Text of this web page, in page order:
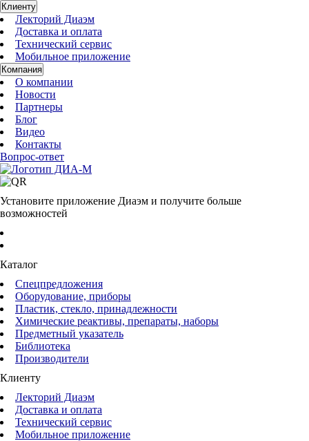
Клиенту
Лекторий Диаэм
Доставка и оплата
Технический сервис
Мобильное приложение
Компания
О компании
Новости
Партнеры
Блог
Видео
Контакты
Вопрос-ответ
Установите приложение Диаэм и получите больше
возможностей
Каталог
Спецпредложения
Оборудование, приборы
Пластик, стекло, принадлежности
Химические реактивы, препараты, наборы
Предметный указатель
Библиотека
Производители
Клиенту
Лекторий Диаэм
Доставка и оплата
Технический сервис
Мобильное приложение